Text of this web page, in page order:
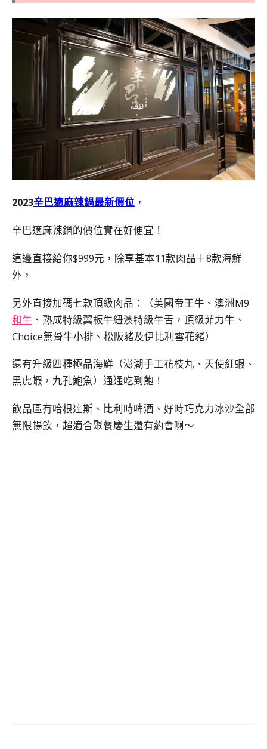
2023辛巴適麻辣鍋最新價位 ，
辛巴適麻辣鍋的價位實在好便宜！
這邊直接給你$999元，除享基本11款肉品＋8款海鮮
外，
另外直接加碼七款頂級肉品：（美國帝王牛、澳洲M9
和牛 、熟成特級翼板牛紐澳特級牛舌，頂級菲力牛、
Choice無骨牛小排、松阪豬及伊比利雪花豬）
還有升級四種極品海鮮（澎湖手工花枝丸、天使紅蝦、
黑虎蝦，九孔鮑魚）通通吃到飽！
飲品區有哈根達斯、比利時啤酒、好時巧克力冰沙全部
無限暢飲，超適合聚餐慶生還有約會啊～